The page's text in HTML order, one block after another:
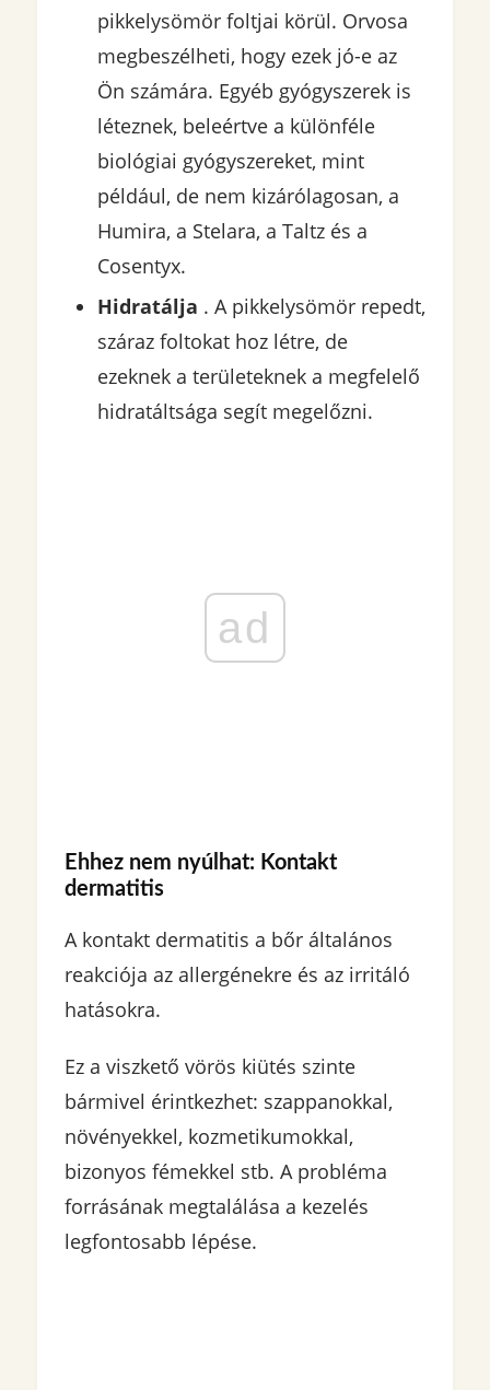
pikkelysömör foltjai körül. Orvosa
megbeszélheti, hogy ezek jó-e az
Ön számára. Egyéb gyógyszerek is
léteznek, beleértve a különféle
biológiai gyógyszereket, mint
például, de nem kizárólagosan, a
Humira, a Stelara, a Taltz és a
Cosentyx.
Hidratálja . A pikkelysömör repedt,
száraz foltokat hoz létre, de
ezeknek a területeknek a megfelelő
hidratáltsága segít megelőzni.
ad
Ehhez nem nyúlhat: Kontakt
dermatitis
A kontakt dermatitis a bőr általános
reakciója az allergénekre és az irritáló
hatásokra.
Ez a viszkető vörös kiütés szinte
bármivel érintkezhet: szappanokkal,
növényekkel, kozmetikumokkal,
bizonyos fémekkel stb. A probléma
forrásának megtalálása a kezelés
legfontosabb lépése.